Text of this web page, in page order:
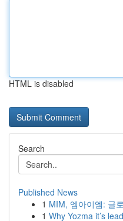
HTML is disabled
Search
Published News
1 MIM, 엠아이엠: 글
1 Why Yozma it’s